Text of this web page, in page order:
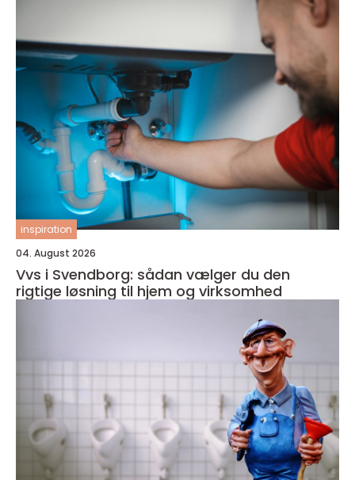
inspiration
04. August 2026
Vvs i Svendborg: sådan vælger du den
rigtige løsning til hjem og virksomhed